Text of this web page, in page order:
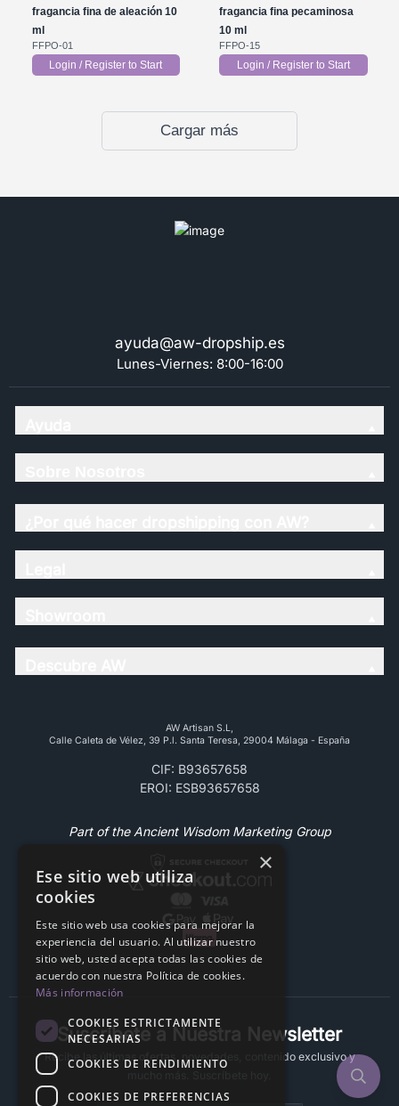
fragancia fina de aleación 10
ml
FFPO-01
Login / Register to Start
fragancia fina pecaminosa
10 ml
FFPO-15
Login / Register to Start
Cargar más
ayuda@aw-dropship.es
Lunes-Viernes: 8:00-16:00
AW Artisan S.L,
Calle Caleta de Vélez, 39 P.l. Santa Teresa, 29004 Málaga - España
CIF: B93657658
EROI: ESB93657658
Part of the Ancient Wisdom Marketing Group
Suscríbete a Nuestra Newsletter
Recibe las últimas ofertas, novedades, contenido exclusivo y
×
Ese sitio web utiliza
cookies
Este sitio web usa cookies para mejorar la
experiencia del usuario. Al utilizar nuestro
sitio web, usted acepta todas las cookies de
acuerdo con nuestra Política de cookies.
Más información
COOKIES ESTRICTAMENTE
NECESARIAS
COOKIES DE RENDIMIENTO
COOKIES DE PREFERENCIAS